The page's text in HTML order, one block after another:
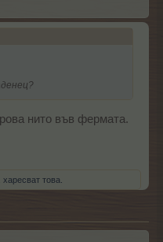
нито във фермата.
харесват това.